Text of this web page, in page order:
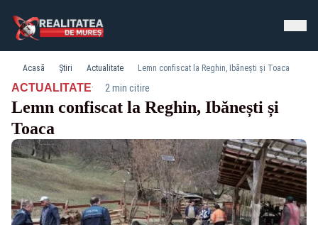
Acasă Știri Actualitate Lemn confiscat la Reghin, Ibănești și Toaca
ACTUALITATE· 2 min citire
Lemn confiscat la Reghin, Ibănești și
Toaca